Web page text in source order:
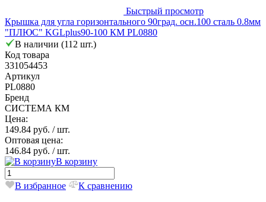
Быстрый просмотр
Крышка для угла горизонтального 90град. осн.100 сталь 0.8мм
"ПЛЮС" KGLplus90-100 КМ PL0880
В наличии (112 шт.)
Код товара
331054453
Артикул
PL0880
Бренд
СИСТЕМА КМ
Цена:
149.84 руб. / шт.
Оптовая цена:
146.84 руб. / шт.
В корзину
В избранное К сравнению